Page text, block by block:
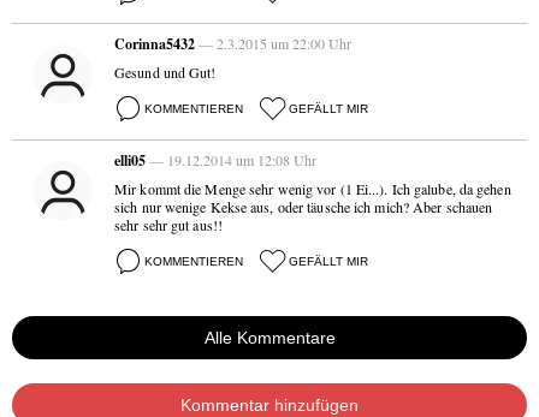
Corinna5432— 2.3.2015 um 22:00 Uhr
Gesund und Gut!
KOMMENTIEREN GEFÄLLT MIR
elli05— 19.12.2014 um 12:08 Uhr
Mir kommt die Menge sehr wenig vor (1 Ei...). Ich galube, da gehen
sich nur wenige Kekse aus, oder täusche ich mich? Aber schauen
sehr sehr gut aus!!
KOMMENTIEREN GEFÄLLT MIR
Alle Kommentare
Kommentar hinzufügen